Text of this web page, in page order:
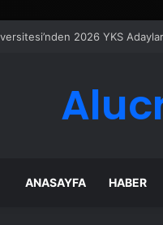
Ajansı, Google Reklam
ANASAYFA HABER